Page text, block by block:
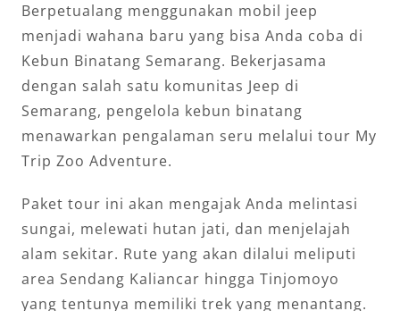
Berpetualang menggunakan mobil jeep
menjadi wahana baru yang bisa Anda coba di
Kebun Binatang Semarang. Bekerjasama
dengan salah satu komunitas Jeep di
Semarang, pengelola kebun binatang
menawarkan pengalaman seru melalui tour My
Trip Zoo Adventure.
Paket tour ini akan mengajak Anda melintasi
sungai, melewati hutan jati, dan menjelajah
alam sekitar. Rute yang akan dilalui meliputi
area Sendang Kaliancar hingga Tinjomoyo
yang tentunya memiliki trek yang menantang.